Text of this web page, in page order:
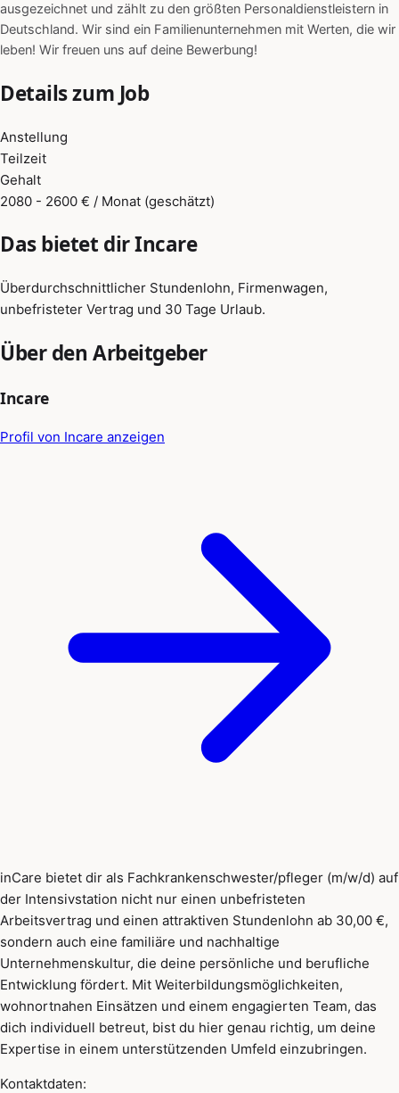
ausgezeichnet und zählt zu den größten Personaldienstleistern in
Deutschland. Wir sind ein Familienunternehmen mit Werten, die wir
leben! Wir freuen uns auf deine Bewerbung!
Details zum Job
Anstellung
Teilzeit
Gehalt
2080 - 2600 € / Monat (geschätzt)
Das bietet dir Incare
Überdurchschnittlicher Stundenlohn, Firmenwagen,
unbefristeter Vertrag und 30 Tage Urlaub.
Über den Arbeitgeber
Incare
Profil von Incare anzeigen
inCare bietet dir als Fachkrankenschwester/pfleger (m/w/d) auf
der Intensivstation nicht nur einen unbefristeten
Arbeitsvertrag und einen attraktiven Stundenlohn ab 30,00 €,
sondern auch eine familiäre und nachhaltige
Unternehmenskultur, die deine persönliche und berufliche
Entwicklung fördert. Mit Weiterbildungsmöglichkeiten,
wohnortnahen Einsätzen und einem engagierten Team, das
dich individuell betreut, bist du hier genau richtig, um deine
Expertise in einem unterstützenden Umfeld einzubringen.
Kontaktdaten: